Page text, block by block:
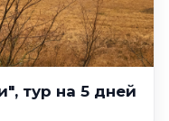
тур на 5 дней